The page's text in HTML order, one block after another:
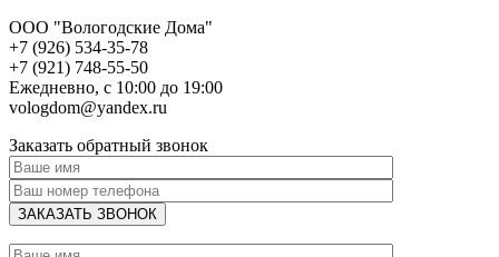
ООО "Вологодские Дома"
+7 (926) 534-35-78
+7 (921) 748-55-50
Ежедневно, с 10:00 до 19:00
vologdom@yandex.ru
Заказать обратный звонок